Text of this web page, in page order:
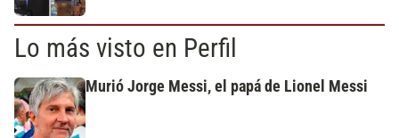
Lo más visto en Perfil
Murió Jorge Messi, el papá de Lionel Messi